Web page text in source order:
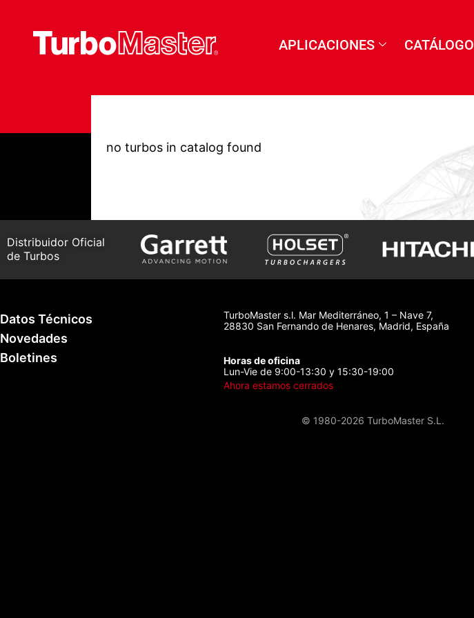
APLICACIONES CATÁLOGO
no turbos in catalog found
Distribuidor Oficial
de Turbos
Datos Técnicos
Novedades
Boletines
TurboMaster s.l. Mar Mediterráneo, 1 – Nave 7,
28830 San Fernando de Henares, Madrid, España
Horas de oficina
Lun-Vie de 9:00-13:30 y 15:30-19:00
Ahora estamos cerrados
© 1980-2026 TurboMaster S.L.